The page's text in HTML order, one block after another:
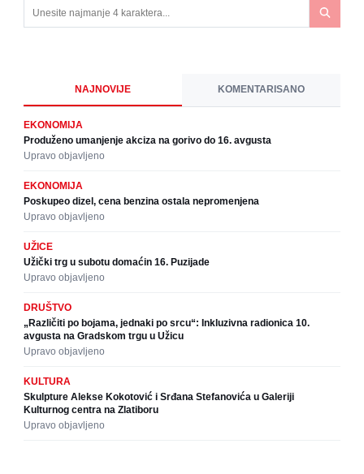
NAJNOVIJE KOMENTARISANO
EKONOMIJA
Produženo umanjenje akciza na gorivo do 16. avgusta
Upravo objavljeno
EKONOMIJA
Poskupeo dizel, cena benzina ostala nepromenjena
Upravo objavljeno
UŽICE
Užički trg u subotu domaćin 16. Puzijade
Upravo objavljeno
DRUŠTVO
„Različiti po bojama, jednaki po srcu“: Inkluzivna radionica 10.
avgusta na Gradskom trgu u Užicu
Upravo objavljeno
KULTURA
Skulpture Alekse Kokotović i Srđana Stefanovića u Galeriji
Kulturnog centra na Zlatiboru
Upravo objavljeno